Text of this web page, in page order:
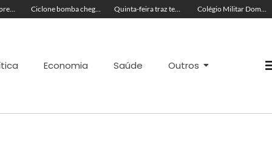
Ciclone bomba chega ao Brasil hoje e Defesa Civil Nacional faz alerta Quinta-feira traz tempo abafado, ventos fortes e máximas de 36ºC no Acre Colégio Militar Dom Pedro II obtém maior nota do Ideb no Acre
Economia Saúde Outros